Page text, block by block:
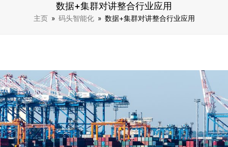
数据+集群对讲整合行业应用
主页 » 码头智能化 » 数据+集群对讲整合行业应用